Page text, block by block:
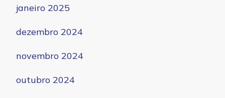
janeiro 2025
dezembro 2024
novembro 2024
outubro 2024